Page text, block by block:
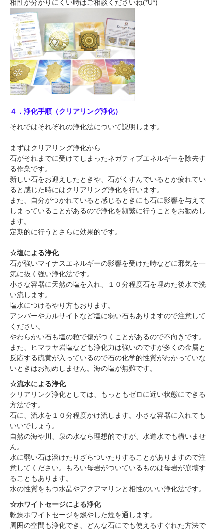
相性が分かりにくい時はご相談くださいね(*Ü*)
４．浄化手順（クリアリング浄化）
それではそれぞれの浄化法について説明します。
まずはクリアリング浄化から
石がそれまでに受けてしまったネガティブエネルギーを除去す
る作業です。
新しい石をお迎えしたときや、石がくすんでいるとか疲れてい
ると感じた時にはクリアリング浄化を行います。
また、自分がつかれていると感じるときにも石に影響を与えて
しまっていることがあるので浄化を頻繁に行うことをお勧めし
ます。
定期的に行うとさらに効果的です。
☆塩による浄化
石が強いマイナスエネルギーの影響を受けた時などに邪気を一
気に抜く強い浄化法です。
小さな容器に天然の塩を入れ、１０分程度石を埋めた後水で洗
い流します。
塩水につけるやり方もおります。
アンバーやカルサイトなど塩に弱い石もありますので注意して
ください。
やわらかい石も塩の粒で傷がつくことがあるので不向きです。
また、ヒマラヤ岩塩なども浄化力は強いのですが多くの金属と
反応する硫黄が入っているので石の化学的性質がわかっていな
いときはお勧めしません。海の塩が無難です。
☆流水による浄化
クリアリング浄化としては、もっともゼロに近い状態にできる
方法です。
石に、流水を１０分程度かけ流します。小さな容器に入れても
いいでしょう。
自然の海や川、泉の水なら理想的ですが、水道水でも構いませ
ん。
水に弱い石は溶けたりざらついたりすることがありますので注
意してください。もろい母岩がついているものは母岩が崩壊す
ることもあります。
水の性質をもつ水晶やアクアマリンと相性のいい浄化法です。
☆ホワイトセージによる浄化
乾燥ホワイトセージを燃やした煙を通します。
周囲の空間も浄化でき、どんな石にでも使えるすぐれた方法で